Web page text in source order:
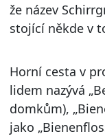
že název
stojící někde v
Horní cesta v
lidem nazývá
domkům),
jako